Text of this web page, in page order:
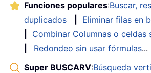
Funciones populares:Buscar,
duplicados
Eliminar filas en
Combinar Columnas o celdas
Redondeo sin usar fórmulas...
Super BUSCARV:Búsqueda